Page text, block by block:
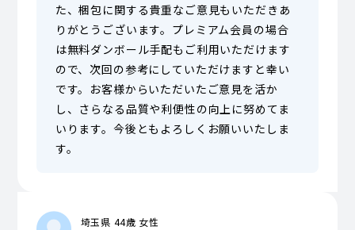
た、梱包に関する貴重なご意見もいただきあ
りがとうございます。プレミアム会員の場合
は無料ダンボール手配もご利用いただけます
ので、次回の参考にしていただけますと幸い
です。お客様からいただいたご意見を活か
し、さらなる品質や利便性の向上に努めてま
いります。今後ともよろしくお願いいたしま
す。
埼玉県 44歳 女性